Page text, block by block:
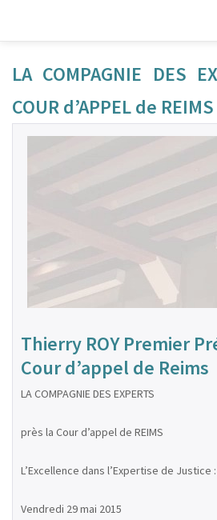
LA COMPAGNIE DES
COUR d’APPEL de REIMS
Thierry ROY Premier
Cour d’appel de Reims
LA COMPAGNIE DES EXPERTS
près la Cour d’appel de REIMS
L’Excellence dans l’Expertise de Justice
Vendredi 29 mai 2015